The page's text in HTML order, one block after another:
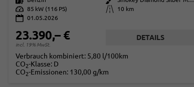
Leistung 85 kW (116 PS) Kilometerstand
10 km
01.05.2026
23.390,– €
incl. 19% MwSt.
DETAILS
Verbrauch kombiniert: 5,80 l/100km
CO2-Klasse: D
CO2-Emissionen: 130,00 g/km